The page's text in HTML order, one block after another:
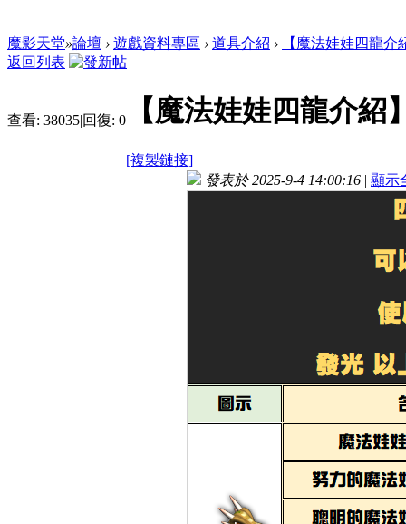
魔影天堂»論壇 › 遊戲資料專區 › 道具介紹 ›
【魔法娃娃四龍介
返回列表
查看: 38035|回復: 0 【魔法娃娃四龍介紹
[複製鏈接]
發表於 2025-9-4 14:00:16 | 顯示